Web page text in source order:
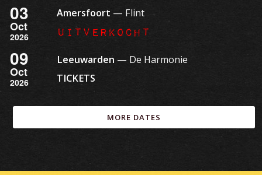
03
Oct
2026
Amersfoort — Flint
Uitverkocht
09
Oct
2026
Leeuwarden — De Harmonie
TICKETS
MORE DATES